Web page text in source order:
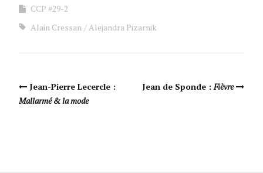
CCP #29-2
Alain Cressan
Alejandra Pizarnik
Navigation Article
Jean-Pierre Lecercle :
Mallarmé & la mode
Jean de Sponde :Fièvre